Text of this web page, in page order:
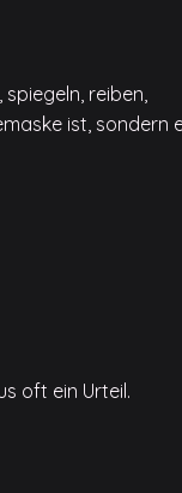
reiben,
ist, sondern
oft ein Urteil.